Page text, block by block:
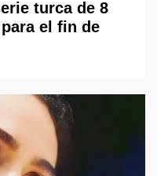
turca de 8
el fin de